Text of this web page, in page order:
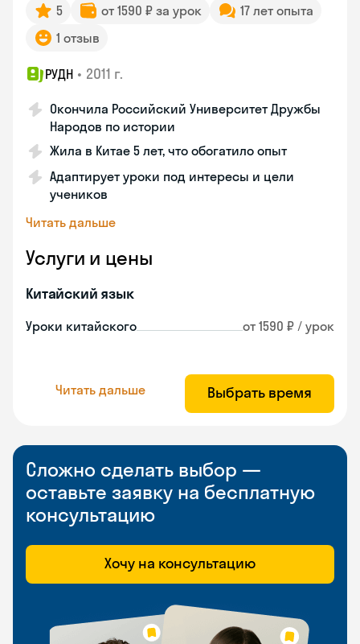
5 от 1590 ₽ за урок
17 лет опыта
1 отзыв
РУДН • 2011 г.
Окончила Российский Университет Дружбы
Народов по истории
Жила в Китае 5 лет, что обогатило опыт
Адаптирует уроки под интересы и цели
учеников
Читать дальше
Услуги и цены
Китайский язык
Уроки китайского от 1590 ₽ / урок
Читать дальше Выбрать время
Сложно сделать выбор —
оставьте заявку на бесплатную
консультацию
Хочу на консультацию